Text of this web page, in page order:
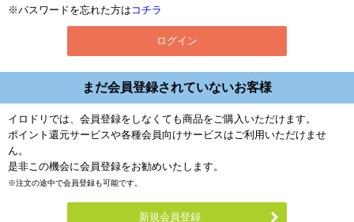
※パスワードを忘れた方は コチラ
まだ会員登録されていないお客様
イロドリでは、会員登録をしなくても商品をご購入いただけます。
ポイント還元サービスや各種会員向けサービスはご利用いただけませ
ん。
是非この機会に会員登録をお勧めいたします。
※注文の途中で会員登録も可能です。
新規会員登録